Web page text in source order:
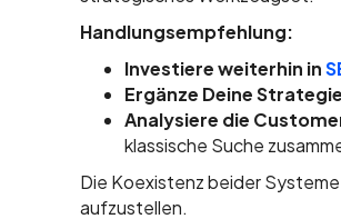
Handlungsempfehlung:
Investiere weiterhin in
Ergänze Deine
Analysiere die
klassische Suche
Die Koexistenz beider
aufzustellen.